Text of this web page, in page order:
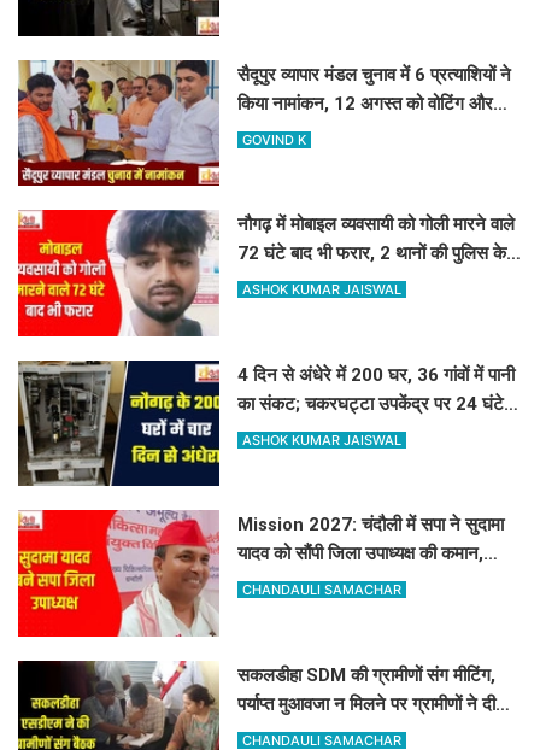
सैदूपुर व्यापार मंडल चुनाव में 6 प्रत्याशियों ने
किया नामांकन, 12 अगस्त को वोटिंग और
नतीजे
GOVIND K
नौगढ़ में मोबाइल व्यवसायी को गोली मारने वाले
72 घंटे बाद भी फरार, 2 थानों की पुलिस के
हाथ खाली
ASHOK KUMAR JAISWAL
4 दिन से अंधेरे में 200 घर, 36 गांवों में पानी
का संकट; चकरघट्टा उपकेंद्र पर 24 घंटे में
ताला लगाने का अल्टीमेटम
ASHOK KUMAR JAISWAL
Mission 2027: चंदौली में सपा ने सुदामा
यादव को सौंपी जिला उपाध्यक्ष की कमान,
मजबूत होगा संगठन
CHANDAULI SAMACHAR
सकलडीहा SDM की ग्रामीणों संग मीटिंग,
पर्याप्त मुआवजा न मिलने पर ग्रामीणों ने दी
आंदोलन की चेतावनी
CHANDAULI SAMACHAR